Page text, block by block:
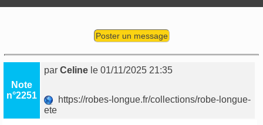
Poster un message
Note
n°2251
parCeline le 01/11/2025 21:35
https://robes-longue.fr/collections/robe-longue-
ete